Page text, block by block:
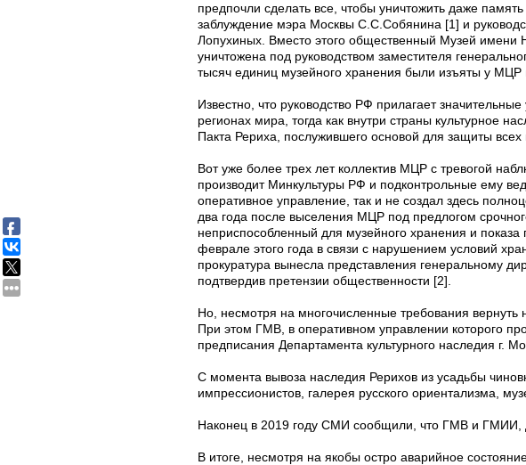
предпочли сделать все, чтобы уничтожить даже
заблуждение мэра Москвы С.С.Собянина [1] и
Лопухиных. Вместо этого общественный Музей имени
уничтожена под руководством заместителя
тысяч единиц музейного хранения были изъяты у МЦР
Известно, что руководство РФ прилагает
регионах мира, тогда как внутри страны культурное
Пакта Рериха, послужившего основой для защиты
Вот уже более трех лет коллектив МЦР с тревогой
производит Минкультуры РФ и подконтрольные ему
оперативное управление, так и не создал здесь
два года после выселения МЦР под предлогом
неприспособленный для музейного хранения и
феврале этого года в связи с нарушением условий
прокуратура вынесла представления генеральному
подтвердив претензии общественности [2].
Но, несмотря на многочисленные требования
При этом ГМВ, в оперативном управлении которого
предписания Департамента культурного наследия г.
С момента вывоза наследия Рерихов из усадьбы
импрессионистов, галерея русского ориентализма,
Наконец в 2019 году СМИ сообщили, что ГМВ и ГМИИ,
В итоге, несмотря на якобы остро аварийное